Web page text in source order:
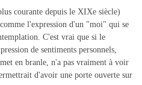
courante depuis le XIXe siècle)
l'expression d'un "moi" qui se
C'est vrai que si le
de sentiments personnels,
en branle, n'a pas vraiment à voir
d'avoir une porte ouverte sur